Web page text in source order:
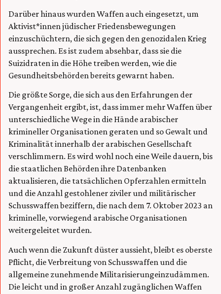
Darüber hinaus wurden Waffen auch eingesetzt, um
Aktivist*innen jüdischer Friedensbewegungen
einzuschüchtern, die sich gegen den genozidalen Krieg
aussprechen. Es ist zudem absehbar, dass sie die
Suizidraten in die Höhe treiben werden, wie die
Gesundheitsbehörden bereits gewarnt haben.
Die größte Sorge, die sich aus den Erfahrungen der
Vergangenheit ergibt, ist, dass immer mehr Waffen über
unterschiedliche Wege in die Hände arabischer
krimineller Organisationen geraten und so Gewalt und
Kriminalität innerhalb der arabischen Gesellschaft
verschlimmern. Es wird wohl noch eine Weile dauern, bis
die staatlichen Behörden ihre Datenbanken
aktualisieren, die tatsächlichen Opferzahlen ermitteln
und die Anzahl gestohlener ziviler und militärischer
Schusswaffen beziffern, die nach dem 7. Oktober 2023 an
kriminelle, vorwiegend arabische Organisationen
weitergeleitet wurden.
Auch wenn die Zukunft düster aussieht, bleibt es oberste
Pflicht, die Verbreitung von Schusswaffen und die
allgemeine zunehmende Militarisierungeinzudämmen.
Die leicht und in großer Anzahl zugänglichen Waffen